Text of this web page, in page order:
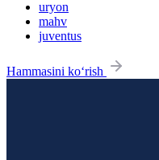
uryon
mahv
juventus
Hammasini ko‘rish